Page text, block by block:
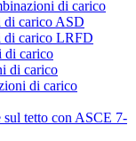
di carico
carico ASD
di carico LRFD
di carico
di carico
di carico
tetto con ASCE 7-